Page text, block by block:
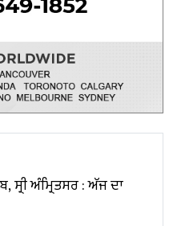
ਸ੍ਰੀ ਅੰਮ੍ਰਿਤਸਰ : ਅੱਜ ਦਾ